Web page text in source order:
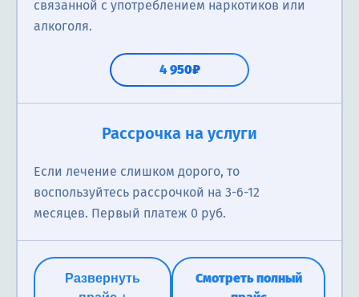
связанной с употреблением наркотиков или
алкоголя.
4 950₽
зависимости от конкретных потребностей
пациентов, но они обычно включают в себя
медицинское лечение, психологическую поддержку
и консультации, групповую терапию, тренинги и
обучение навыкам поведения, которые помогут
пациентам вернуться к здоровой жизни и
отношении наркологических проблем; выявление
наличия наркотической зависимости; назначение
соответствующего лечения; консультацию
родственников о проблеме зависимости близкого
человека.
Рассрочка на услуги
Если лечение слишком дорого, то
воспользуйтесь рассрочкой на 3-6-12
месяцев. Первый платеж 0 руб.
Развернуть
Смотреть полный